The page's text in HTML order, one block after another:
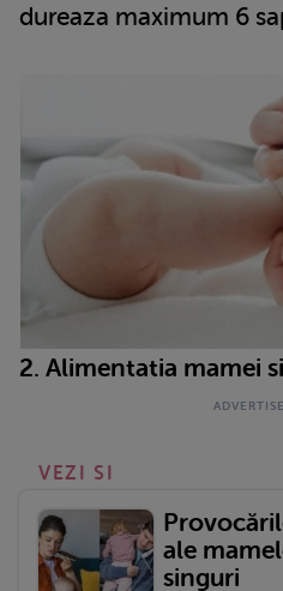
dureaza maximum 6
2. Alimentatia mamei
VEZI SI
ale
singuri